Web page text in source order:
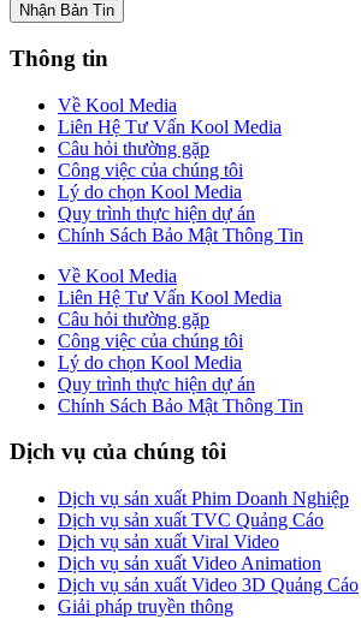
Nhận Bản Tin
Thông tin
Về Kool Media
Liên Hệ Tư Vấn Kool Media
Câu hỏi thường gặp
Công việc của chúng tôi
Lý do chọn Kool Media
Quy trình thực hiện dự án
Chính Sách Bảo Mật Thông Tin
Về Kool Media
Liên Hệ Tư Vấn Kool Media
Câu hỏi thường gặp
Công việc của chúng tôi
Lý do chọn Kool Media
Quy trình thực hiện dự án
Chính Sách Bảo Mật Thông Tin
Dịch vụ của chúng tôi
Dịch vụ sản xuất Phim Doanh Nghiệp
Dịch vụ sản xuất TVC Quảng Cáo
Dịch vụ sản xuất Viral Video
Dịch vụ sản xuất Video Animation
Dịch vụ sản xuất Video 3D Quảng Cáo
Giải pháp truyền thông